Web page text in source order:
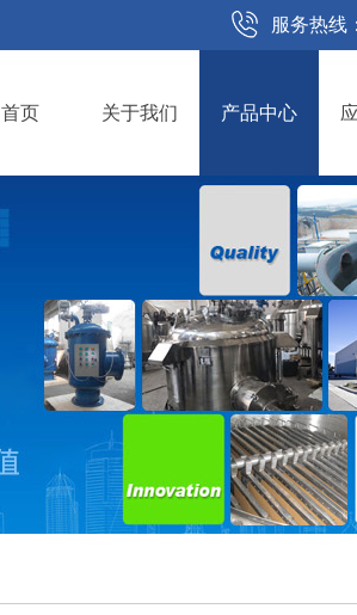
服务热线：
首页 关于我们 产品中心